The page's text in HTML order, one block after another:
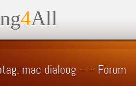
4All
mac dialoog – – Forum